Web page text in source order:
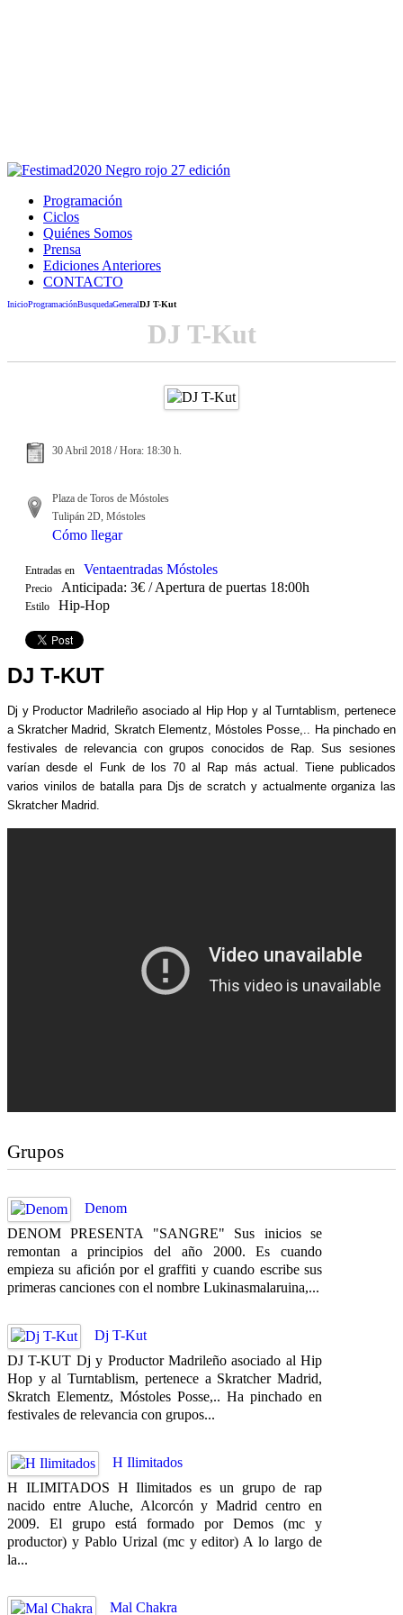
Programación
Ciclos
Quiénes Somos
Prensa
Ediciones Anteriores
CONTACTO
InicioProgramaciónBusquedaGeneralDJ T-Kut
DJ T-Kut
30 Abril 2018 / Hora: 18:30 h.
Plaza de Toros de Móstoles
Tulipán 2D, Móstoles
Cómo llegar
Entradas en Ventaentradas Móstoles
Precio Anticipada: 3€ / Apertura de puertas 18:00h
Estilo Hip-Hop
DJ T-KUT
Dj y Productor Madrileño asociado al Hip Hop y al Turntablism, pertenece
a Skratcher Madrid, Skratch Elementz, Móstoles Posse,.. Ha pinchado en
festivales de relevancia con grupos conocidos de Rap. Sus sesiones
varían desde el Funk de los 70 al Rap más actual. Tiene publicados
varios vinilos de batalla para Djs de scratch y actualmente organiza las
Skratcher Madrid.
Grupos
Denom
DENOM PRESENTA "SANGRE" Sus inicios se
remontan a principios del año 2000. Es cuando
empieza su afición por el graffiti y cuando escribe sus
primeras canciones con el nombre Lukinasmalaruina,...
Dj T-Kut
DJ T-KUT Dj y Productor Madrileño asociado al Hip
Hop y al Turntablism, pertenece a Skratcher Madrid,
Skratch Elementz, Móstoles Posse,.. Ha pinchado en
festivales de relevancia con grupos...
H Ilimitados
H ILIMITADOS H Ilimitados es un grupo de rap
nacido entre Aluche, Alcorcón y Madrid centro en
2009. El grupo está formado por Demos (mc y
productor) y Pablo Urizal (mc y editor) A lo largo de
la...
Mal Chakra